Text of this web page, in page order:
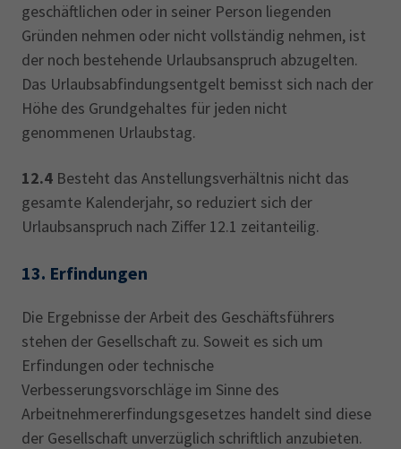
geschäftlichen oder in seiner Person liegenden
Gründen nehmen oder nicht vollständig nehmen, ist
der noch bestehende Urlaubsanspruch abzugelten.
Das Urlaubsabfindungsentgelt bemisst sich nach der
Höhe des Grundgehaltes für jeden nicht
genommenen Urlaubstag.
12.4 Besteht das Anstellungsverhältnis nicht das
gesamte Kalenderjahr, so reduziert sich der
Urlaubsanspruch nach Ziffer 12.1 zeitanteilig.
13. Erfindungen
Die Ergebnisse der Arbeit des Geschäftsführers
stehen der Gesellschaft zu. Soweit es sich um
Erfindungen oder technische
Verbesserungsvorschläge im Sinne des
Arbeitnehmererfindungsgesetzes handelt sind diese
der Gesellschaft unverzüglich schriftlich anzubieten.